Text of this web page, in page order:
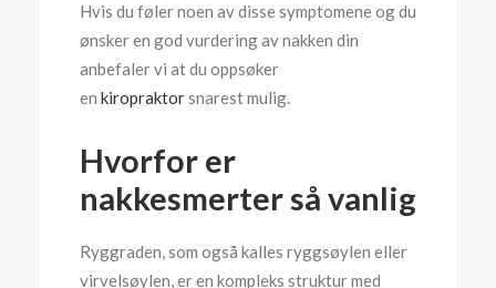
Hvis du føler noen av disse symptomene og du
ønsker en god vurdering av nakken din
anbefaler vi at du oppsøker
en kiropraktorsnarest mulig.
Hvorfor er
nakkesmerter så vanlig
Ryggraden, som også kalles ryggsøylen eller
virvelsøylen, er en kompleks struktur med